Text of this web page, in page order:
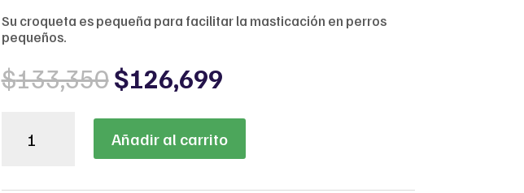
Su croqueta es pequeña para facilitar la masticación en perros
pequeños.
$133,350Original
price
was:
$133,350.
$126,699Current
is:
$126,699.
Hypoallergenic
Añadir al carrito